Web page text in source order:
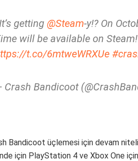
getting @Steam-y!? On
will be available on
t.co/6mtweWRXUe
Crash Bandicoot
Bandicoot üçlemesi için devam
için PlayStation 4 ve Xbox One